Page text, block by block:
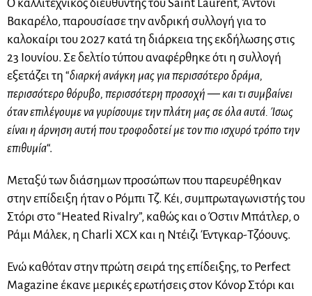
Ο καλλιτεχνικός διευθυντής του Saint Laurent, Άντονι
Βακαρέλο, παρουσίασε την ανδρική συλλογή για το
καλοκαίρι του 2027 κατά τη διάρκεια της εκδήλωσης στις
23 Ιουνίου. Σε δελτίο τύπου αναφέρθηκε ότι η συλλογή
εξετάζει τη “διαρκή ανάγκη μας για περισσότερο δράμα,
περισσότερο θόρυβο, περισσότερη προσοχή — και τι συμβαίνει
όταν επιλέγουμε να γυρίσουμε την πλάτη μας σε όλα αυτά. Ίσως
είναι η άρνηση αυτή που τροφοδοτεί με τον πιο ισχυρό τρόπο την
επιθυμία“.
Μεταξύ των διάσημων προσώπων που παρευρέθηκαν
στην επίδειξη ήταν ο Ρόμπι Τζ. Κέι, συμπρωταγωνιστής του
Στόρι στο “Heated Rivalry”, καθώς και ο Όστιν Μπάτλερ, ο
Ράμι Μάλεκ, η Charli XCX και η Ντέιζι Έντγκαρ-Τζόουνς.
Ενώ καθόταν στην πρώτη σειρά της επίδειξης, το Perfect
Magazine έκανε μερικές ερωτήσεις στον Κόνορ Στόρι και